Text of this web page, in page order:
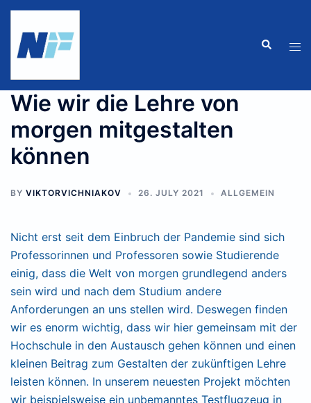
Skip
content
Search
Wie wir die Lehre von
morgen mitgestalten
können
BY VIKTORVICHNIAKOV 26. JULY 2021 ALLGEMEIN
Nicht erst seit dem Einbruch der Pandemie sind sich
Professorinnen und Professoren sowie Studierende
einig, dass die Welt von morgen grundlegend anders
sein wird und nach dem Studium andere
Anforderungen an uns stellen wird. Deswegen finden
wir es enorm wichtig, dass wir hier gemeinsam mit der
Hochschule in den Austausch gehen können und einen
kleinen Beitrag zum Gestalten der zukünftigen Lehre
leisten können. In unserem neuesten Projekt möchten
wir beispielsweise ein unbemanntes Testflugzeug in